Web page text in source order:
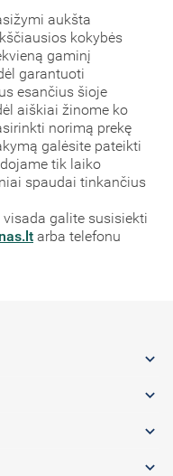
aukšta
kokybės
gaminį
garantuoti
esančius šioje
aiškiai žinome ko
norimą prekę
galėsite pateikti
tik laiko
spaudai tinkančius
galite susisiekti
arba telefonu



